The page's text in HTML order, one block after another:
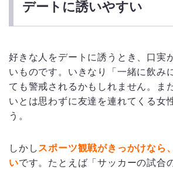
デートに誘いやすい
好きな人をデートに誘うとき、口実
いものです。いきなり「一緒に飲み
ても警戒されるかもしれません。ま
いとは思わずに友達を連れてくる女
う。
しかし スポーツ観戦がきっかけなら
いです。たとえば「サッカーの試合